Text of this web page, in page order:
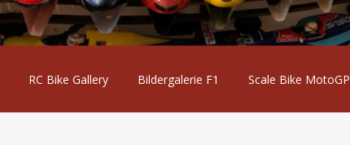
RC Bike Gallery Bildergalerie F1 Scale Bike MotoGP